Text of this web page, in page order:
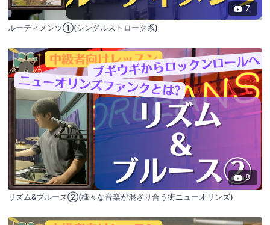
7
ルーディメンツ①(シングルストローク系)
8
リズム&ブルース②(様々な音楽が混ざり合う街ニューオリンズ)